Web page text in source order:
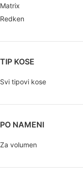
Matrix
Redken
TIP KOSE
Svi tipovi kose
PO NAMENI
Za volumen